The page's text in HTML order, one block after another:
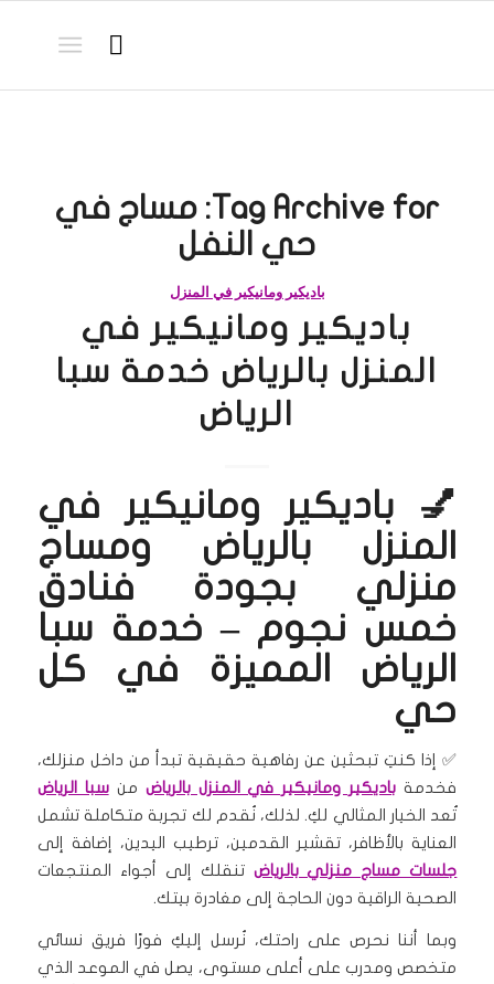
Tag Archive for: مساج في
حي النفل
باديكير ومانيكير في المنزل
باديكير ومانيكير في
المنزل بالرياض خدمة سبا
الرياض
💅 باديكير ومانيكير في
المنزل بالرياض ومساج
منزلي بجودة فنادق
خمس نجوم – خدمة سبا
الرياض المميزة في كل
حي
✅ إذا كنتِ تبحثين عن رفاهية حقيقية تبدأ من داخل منزلك،
فخدمة باديكير ومانيكير في المنزل بالرياض منسبا الرياض
تُعد الخيار المثالي لكِ. لذلك، نُقدم لك تجربة متكاملة تشمل
العناية بالأظافر، تقشير القدمين، ترطيب اليدين، إضافة إلى
جلسات مساج منزلي بالرياض تنقلك إلى أجواء المنتجعات
الصحية الراقية دون الحاجة إلى مغادرة بيتك.
وبما أننا نحرص على راحتك، نُرسل إليكِ فورًا فريق نسائي
متخصص ومدرب على أعلى مستوى، يصل في الموعد الذي